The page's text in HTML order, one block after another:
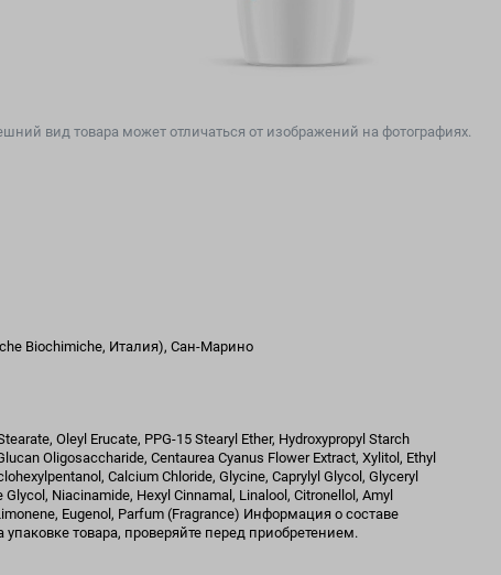
вид товара может отличаться от изображений на фотографиях.
Biochimiche, Италия), Сан-Марино
Oleyl Erucate, PPG-15 Stearyl Ether, Hydroxypropyl Starch
Oligosaccharide, Centaurea Cyanus Flower Extract, Xylitol, Ethyl
Calcium Chloride, Glycine, Caprylyl Glycol, Glyceryl
Niacinamide, Hexyl Cinnamal, Linalool, Citronellol, Amyl
Eugenol, Parfum (Fragrance) Информация о составе
товара, проверяйте перед приобретением.